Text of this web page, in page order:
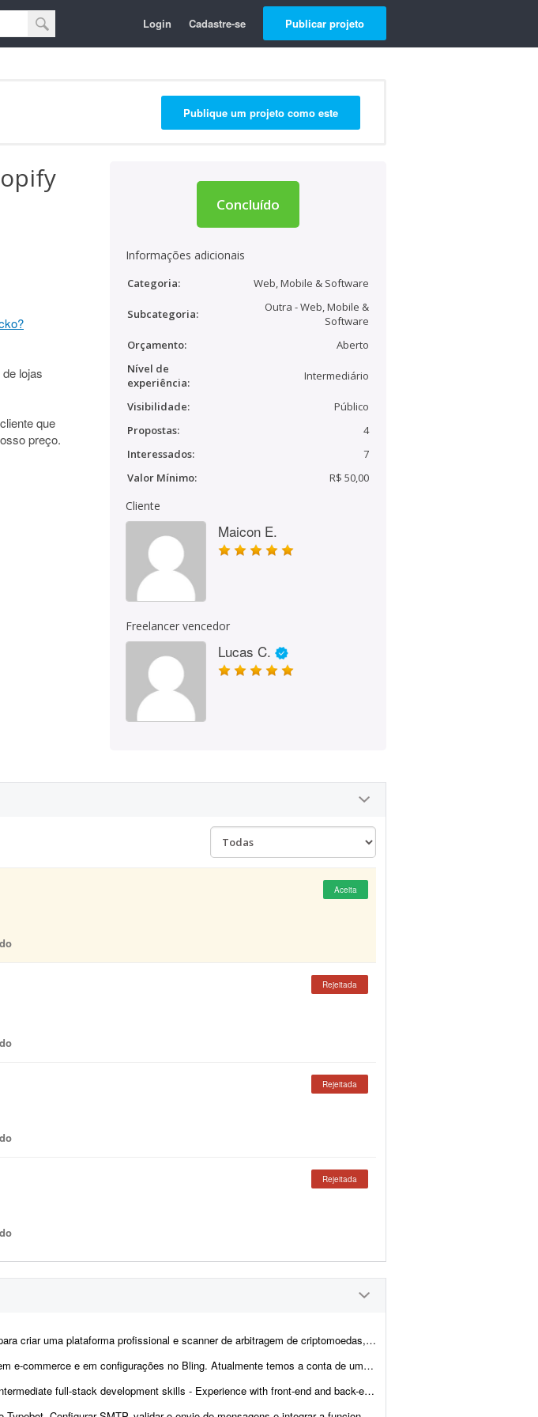
Login Cadastre-se Publicar projeto
Publique um projeto como este
lojas
que
preço.
Concluído
Informações adicionais
Categoria: Web, Mobile & Software
Subcategoria:
Outra - Web, Mobile &
Software
Orçamento:
Aberto
Nível de
experiência:
Intermediário
Visibilidade:
Público
Propostas:
4
Interessados:
7
Valor Mínimo:
R$ 50,00
Cliente
Maicon E.
Freelancer vencedor
Lucas C.
Aceita
Rejeitada
Rejeitada
Rejeitada
profissional e scanner de arbitragem de criptomoedas, semelhante às principais soluções internacionais do mercado, po...
no Bling. Atualmente temos a conta de um cliente integrada com loja própria, Mercado Livre,...
skills - Experience with front-end and back-end web development - Ability to troubleshoot bugs and make small improvements - Good commu...